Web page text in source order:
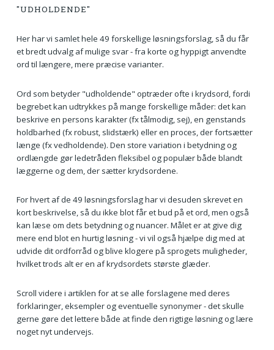
"UDHOLDENDE"
Her har vi samlet hele 49 forskellige løsningsforslag, så du får
et bredt udvalg af mulige svar - fra korte og hyppigt anvendte
ord til længere, mere præcise varianter.
Ord som betyder "udholdende" optræder ofte i krydsord, fordi
begrebet kan udtrykkes på mange forskellige måder: det kan
beskrive en persons karakter (fx tålmodig, sej), en genstands
holdbarhed (fx robust, slidstærk) eller en proces, der fortsætter
længe (fx vedholdende). Den store variation i betydning og
ordlængde gør ledetråden fleksibel og populær både blandt
læggerne og dem, der sætter krydsordene.
For hvert af de 49 løsningsforslag har vi desuden skrevet en
kort beskrivelse, så du ikke blot får et bud på et ord, men også
kan læse om dets betydning og nuancer. Målet er at give dig
mere end blot en hurtig løsning - vi vil også hjælpe dig med at
udvide dit ordforråd og blive klogere på sprogets muligheder,
hvilket trods alt er en af krydsordets største glæder.
Scroll videre i artiklen for at se alle forslagene med deres
forklaringer, eksempler og eventuelle synonymer - det skulle
gerne gøre det lettere både at finde den rigtige løsning og lære
noget nyt undervejs.